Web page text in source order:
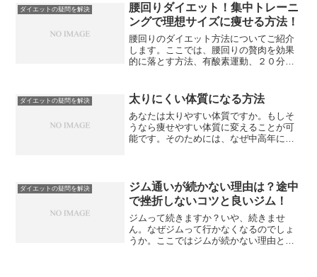
ダイエットの疑問を解決
腰回りダイエット！集中トレーニ
ングで理想サイズに痩せる方法！
腰回りのダイエット方法についてご紹介
します。ここでは、腰回りの贅肉を効果
的に落とす方法、有酸素運動、２０分の
由なども解説します。
ダイエットの疑問を解決 太りにくい体質になる方法
あなたは太りやすい体質ですか。もしそ
うなら痩せやすい体質に変えることが可
能です。そのためには、なぜ中高年にな
ダイエットの疑問を解決
ジム通いが続かない理由は？途中
で挫折しないコツと良いジム！
ジムって続きますか？いや、続きませ
ん。なぜジムって行かなくなるのでしょ
うか。ここではジムが続かない理由と続